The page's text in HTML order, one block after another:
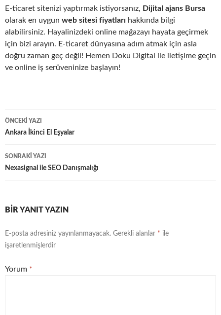
E-ticaret sitenizi yaptırmak istiyorsanız, Dijital ajans Bursa
olarak en uygun web sitesi fiyatları hakkında bilgi
alabilirsiniz. Hayalinizdeki online mağazayı hayata geçirmek
için bizi arayın. E-ticaret dünyasına adım atmak için asla
doğru zaman geç değil! Hemen Doku Digital ile iletişime geçin
ve online iş serüveninize başlayın!
Yazı
dolaşımı
ÖNCEKI YAZI
Ankara İkinci El Eşyalar
SONRAKI YAZI
Nexasignal ile SEO Danışmalığı
BIR YANIT YAZIN
E-posta adresiniz yayınlanmayacak. Gerekli alanlar * ile
işaretlenmişlerdir
Yorum *